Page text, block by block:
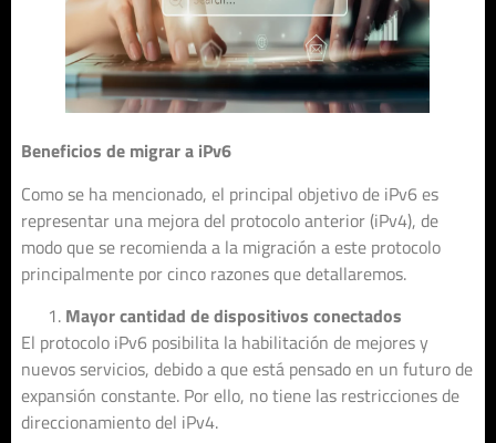
Beneficios de migrar a iPv6
Como se ha mencionado, el principal objetivo de iPv6 es
representar una mejora del protocolo anterior (iPv4), de
modo que se recomienda a la migración a este protocolo
principalmente por cinco razones que detallaremos.
Mayor cantidad de dispositivos conectados
El protocolo iPv6 posibilita la habilitación de mejores y
nuevos servicios, debido a que está pensado en un futuro de
expansión constante. Por ello, no tiene las restricciones de
direccionamiento del iPv4.